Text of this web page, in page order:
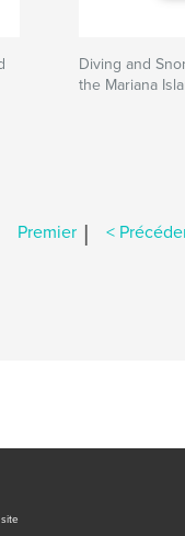
Diving and
the Mariana
Premier | <